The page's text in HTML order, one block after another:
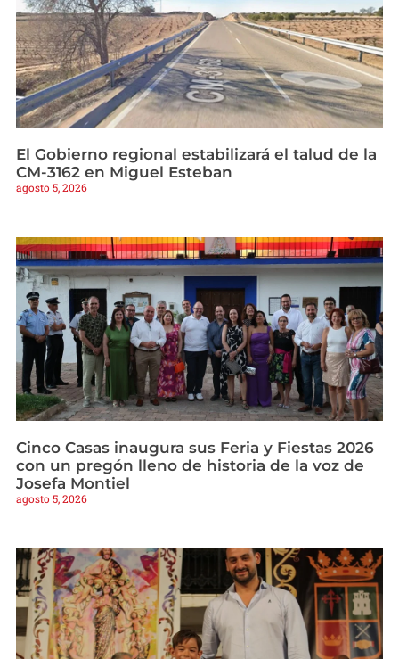
El Gobierno regional estabilizará el talud de la
CM-3162 en Miguel Esteban
agosto 5, 2026
Cinco Casas inaugura sus Feria y Fiestas 2026
con un pregón lleno de historia de la voz de
Josefa Montiel
agosto 5, 2026